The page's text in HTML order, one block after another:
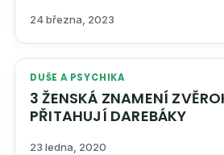
24 března, 2023
DUŠE A PSYCHIKA
3 ŽENSKÁ ZNAMENÍ ZVĚROKRUHU, KTERÁ
PŘITAHUJÍ DAREBÁKY
23 ledna, 2020